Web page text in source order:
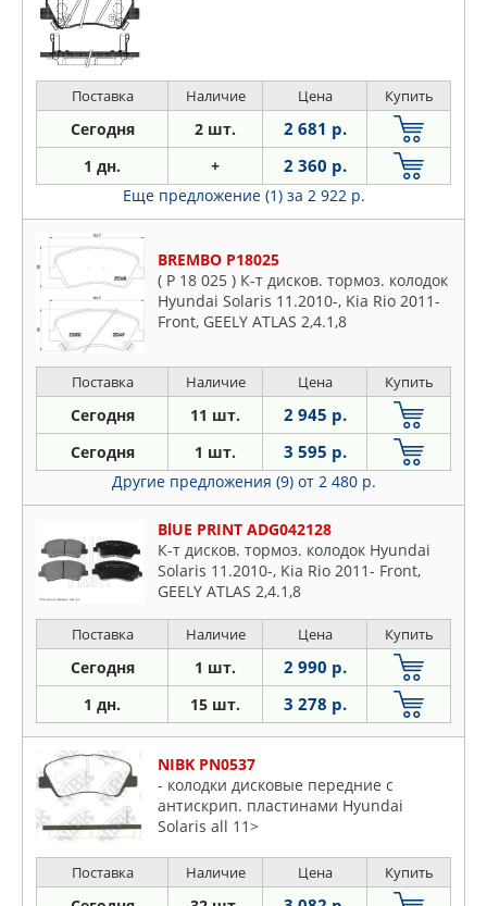
Поставка Наличие Цена Купить
Сегодня 2 шт. 2 681 р.
1 дн. + 2 360 р.
Еще предложение (1) за 2 922 р.
BREMBO P18025
( P 18 025 ) К-т дисков. тормоз. колодок
Hyundai Solaris 11.2010-, Kia Rio 2011-
Front, GEELY ATLAS 2,4.1,8
Поставка Наличие Цена Купить
Сегодня 11 шт. 2 945 р.
Сегодня 1 шт. 3 595 р.
Другие предложения (9) от 2 480 р.
BlUE PRINT ADG042128
К-т дисков. тормоз. колодок Hyundai
Solaris 11.2010-, Kia Rio 2011- Front,
GEELY ATLAS 2,4.1,8
Поставка Наличие Цена Купить
Сегодня 1 шт. 2 990 р.
1 дн. 15 шт. 3 278 р.
NIBK PN0537
- колодки дисковые передние с
антискрип. пластинами Hyundai
Solaris all 11>
Поставка Наличие Цена Купить